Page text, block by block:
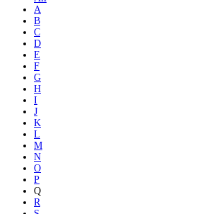
A
B
C
D
E
F
G
H
I
J
K
L
M
N
O
P
Q
R